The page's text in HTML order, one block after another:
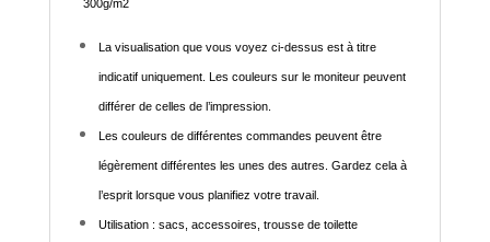
300g/m2
La visualisation que vous voyez ci-dessus est à titre
indicatif uniquement. Les couleurs sur le moniteur peuvent
différer de celles de l’impression.
Les couleurs de différentes commandes peuvent être
légèrement différentes les unes des autres. Gardez cela à
l’esprit lorsque vous planifiez votre travail.
Utilisation : sacs, accessoires, trousse de toilette